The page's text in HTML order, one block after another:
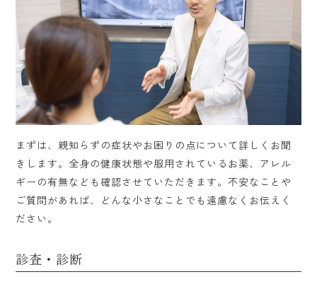
まずは、親知らずの症状やお困りの点について詳しくお聞
きします。全身の健康状態や服用されているお薬、アレル
ギーの有無なども確認させていただきます。不安なことや
ご質問があれば、どんな小さなことでも遠慮なくお伝えく
ださい。
診査・診断